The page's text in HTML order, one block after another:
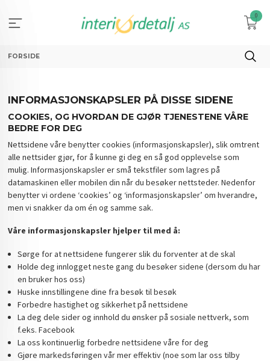
innholdet
0
FORSIDE
INFORMASJONSKAPSLER PÅ DISSE SIDENE
COOKIES, OG HVORDAN DE GJØR TJENESTENE VÅRE
BEDRE FOR DEG
Nettsidene våre benytter cookies (informasjonskapsler), slik omtrent
alle nettsider gjør, for å kunne gi deg en så god opplevelse som
mulig. Informasjonskapsler er små tekstfiler som lagres på
datamaskinen eller mobilen din når du besøker nettsteder. Nedenfor
benytter vi ordene ‘cookies’ og ‘informasjonskapsler’ om hverandre,
men vi snakker da om én og samme sak.
Våre informasjonskapsler hjelper til med å:
Sørge for at nettsidene fungerer slik du forventer at de skal
Holde deg innlogget neste gang du besøker sidene (dersom du har
en bruker hos oss)
Huske innstillingene dine fra besøk til besøk
Forbedre hastighet og sikkerhet på nettsidene
La deg dele sider og innhold du ønsker på sosiale nettverk, som
f.eks. Facebook
La oss kontinuerlig forbedre nettsidene våre for deg
Gjøre markedsføringen vår mer effektiv (noe som lar oss tilby